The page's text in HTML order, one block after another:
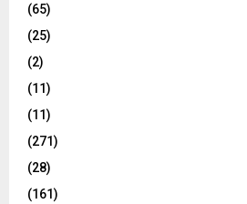
(65)
(25)
(2)
(11)
(11)
(271)
(28)
(161)